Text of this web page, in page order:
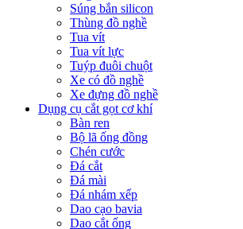
Súng bắn silicon
Thùng đồ nghề
Tua vít
Tua vít lực
Tuýp đuôi chuột
Xe có đồ nghề
Xe đựng đồ nghề
Dụng cụ cắt gọt cơ khí
Bàn ren
Bộ lã ống đồng
Chén cước
Đá cắt
Đá mài
Đá nhám xếp
Dao cạo bavia
Dao cắt ống